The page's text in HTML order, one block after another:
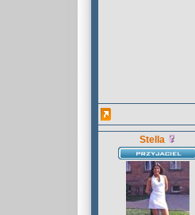
Stella